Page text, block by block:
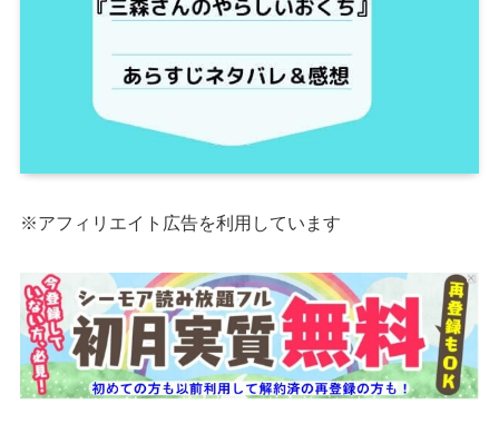
※アフィリエイト広告を利用しています